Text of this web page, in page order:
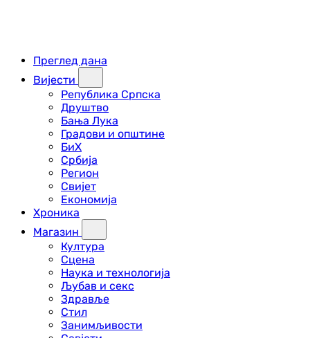
Преглед дана
Вијести
Република Српска
Друштво
Бања Лука
Градови и општине
БиХ
Србија
Регион
Свијет
Економија
Хроника
Магазин
Култура
Сцена
Наука и технологија
Љубав и секс
Здравље
Стил
Занимљивости